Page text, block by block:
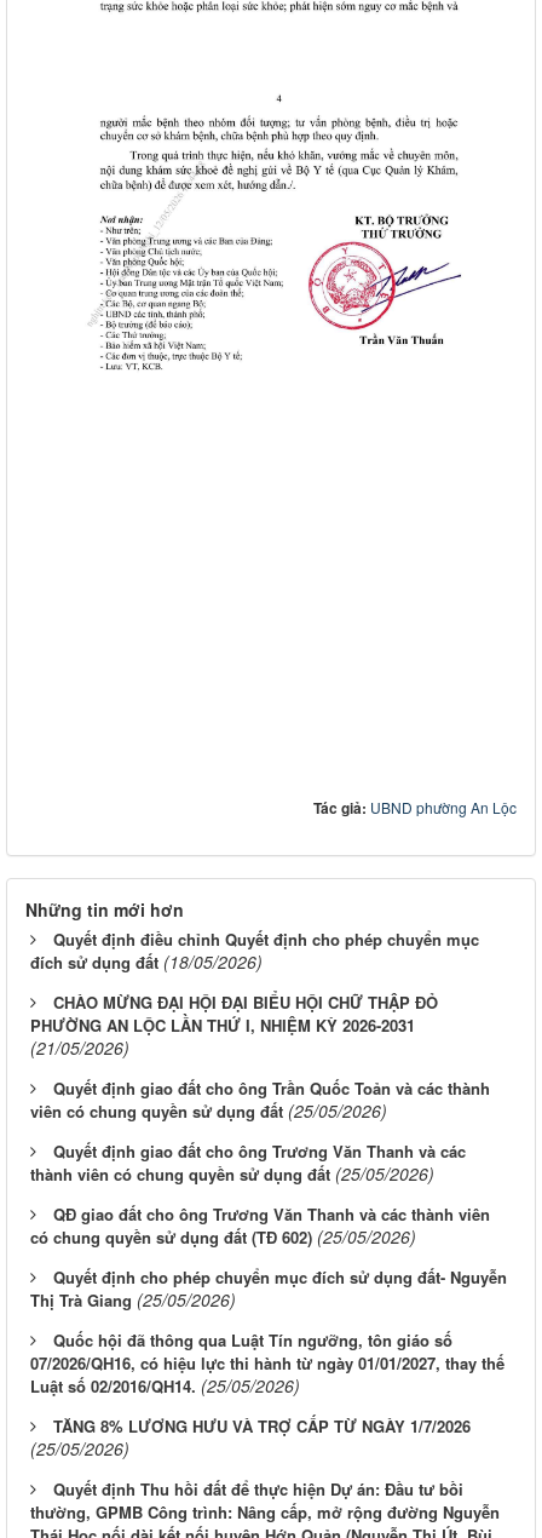
Tác giả: UBND phường An Lộc
Những tin mới hơn
Quyết định điều chỉnh Quyết định cho phép chuyển mục
đích sử dụng đất (18/05/2026)
CHÀO MỪNG ĐẠI HỘI ĐẠI BIỂU HỘI CHỮ THẬP ĐỎ
PHƯỜNG AN LỘC LẦN THỨ I, NHIỆM KỲ 2026-2031
(21/05/2026)
Quyết định giao đất cho ông Trần Quốc Toản và các thành
viên có chung quyền sử dụng đất (25/05/2026)
Quyết định giao đất cho ông Trương Văn Thanh và các
thành viên có chung quyền sử dụng đất (25/05/2026)
QĐ giao đất cho ông Trương Văn Thanh và các thành viên
có chung quyền sử dụng đất (TĐ 602) (25/05/2026)
Quyết định cho phép chuyển mục đích sử dụng đất- Nguyễn
Thị Trà Giang (25/05/2026)
Quốc hội đã thông qua Luật Tín ngưỡng, tôn giáo số
07/2026/QH16, có hiệu lực thi hành từ ngày 01/01/2027, thay thế
Luật số 02/2016/QH14. (25/05/2026)
TĂNG 8% LƯƠNG HƯU VÀ TRỢ CẤP TỪ NGÀY 1/7/2026
(25/05/2026)
Quyết định Thu hồi đất để thực hiện Dự án: Đầu tư bồi
thường, GPMB Công trình: Nâng cấp, mở rộng đường Nguyễn